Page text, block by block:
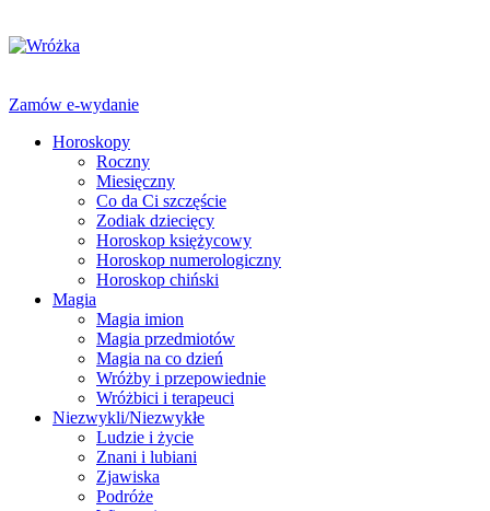
Zamów e-wydanie
Horoskopy
Roczny
Miesięczny
Co da Ci szczęście
Zodiak dziecięcy
Horoskop księżycowy
Horoskop numerologiczny
Horoskop chiński
Magia
Magia imion
Magia przedmiotów
Magia na co dzień
Wróżby i przepowiednie
Wróżbici i terapeuci
Niezwykli/Niezwykłe
Ludzie i życie
Znani i lubiani
Zjawiska
Podróże